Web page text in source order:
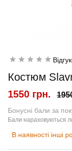
Костюм
1550 грн.
Бонусні бали за
Бали нараховуються
В наявності інші